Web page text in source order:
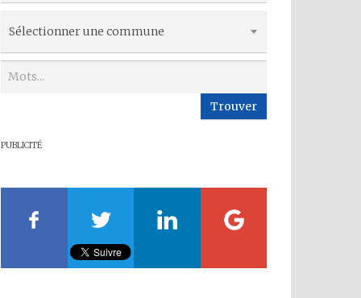
Sélectionner une commune
Trouver
PUBLICITÉ